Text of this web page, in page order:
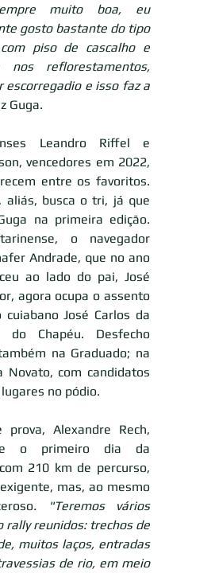
muito boa, eu
gosto bastante do tipo
piso de cascalho e
reflorestamentos,
escorregadio e isso faz a
Guga.
Leandro Riffel e
vencedores em 2022,
entre os favoritos.
aliás, busca o tri, já que
na primeira edição.
o navegador
Andrade, que no ano
ao lado do pai, José
agora ocupa o assento
José Carlos da
Chapéu. Desfecho
na Graduado; na
Novato, com candidatos
no pódio.
Alexandre Rech,
o primeiro dia da
210 km de percurso,
mas, ao mesmo
. "Teremos vários
rally reunidos: trechos de
muitos laços, entradas
de rio, em meio